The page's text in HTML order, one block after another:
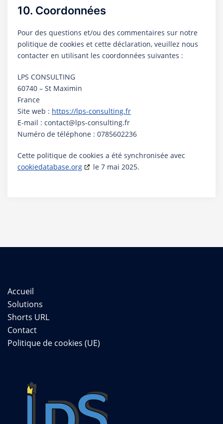
10. Coordonnées
Pour des questions et/ou des commentaires sur notre
politique de cookies et cette déclaration, veuillez nous
contacter en utilisant les coordonnées suivantes :
LPS CONSULTING
60740 – St Maximin
France
Site web : https://lps-consulting.fr
E-mail : contact@lps-consulting.fr
Numéro de téléphone : 0785602236
Cette politique de cookies a été synchronisée avec
cookiedatabase.org
le 7 mai 2025.
Accueil
Solutions
Shorts URL
Contact
Politique de cookies (UE)